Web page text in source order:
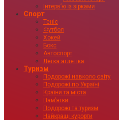
Інтервʼю із зірками
Спорт
Теніс
Футбол
Хокей
Бокс
Автоспорт
Легка атлетіка
Туризм
Подорожі навколо світу
Подорожі по Україні
Країни та міста
Пам’ятки
Подорожі та туризм
Найкращі курорти